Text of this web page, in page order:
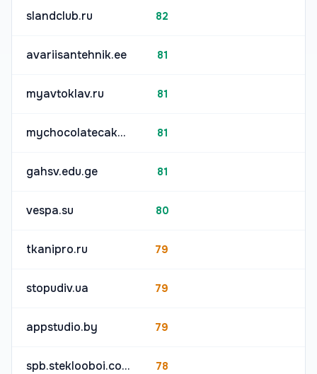
slandclub.ru 82
avariisantehnik.ee 81
myavtoklav.ru 81
mychocolatecake.ru 81
gahsv.edu.ge 81
vespa.su 80
tkanipro.ru 79
stopudiv.ua 79
appstudio.by 79
spb.steklooboi.com 78